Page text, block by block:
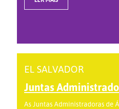
EL SALVADOR
Juntas
As Juntas Administradoras de